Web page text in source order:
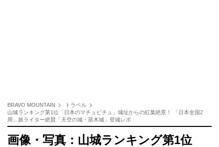
BRAVO MOUNTAIN
トラベル
山城ランキング第1位「日本のマチュピチュ」城址からの紅葉絶景！ 「日本全国2
周」旅ライター絶賛「天空の城・苗木城」登城レポ
画像・写真：山城ランキング第1位